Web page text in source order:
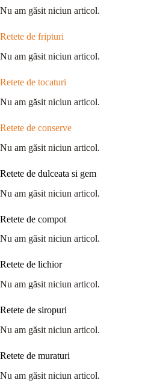
Nu am găsit niciun articol.
Retete de fripturi
Nu am găsit niciun articol.
Retete de tocaturi
Nu am găsit niciun articol.
Retete de conserve
Nu am găsit niciun articol.
Retete de dulceata si gem
Nu am găsit niciun articol.
Retete de compot
Nu am găsit niciun articol.
Retete de lichior
Nu am găsit niciun articol.
Retete de siropuri
Nu am găsit niciun articol.
Retete de muraturi
Nu am găsit niciun articol.